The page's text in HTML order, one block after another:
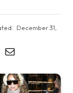
December 31,